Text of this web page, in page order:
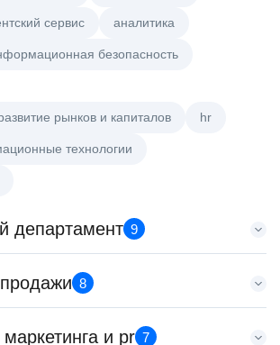
сервис аналитика
безопасность
рынков и капиталов hr
технологии
департамент 9
компетенций продаж
департамент
8
и pr 7